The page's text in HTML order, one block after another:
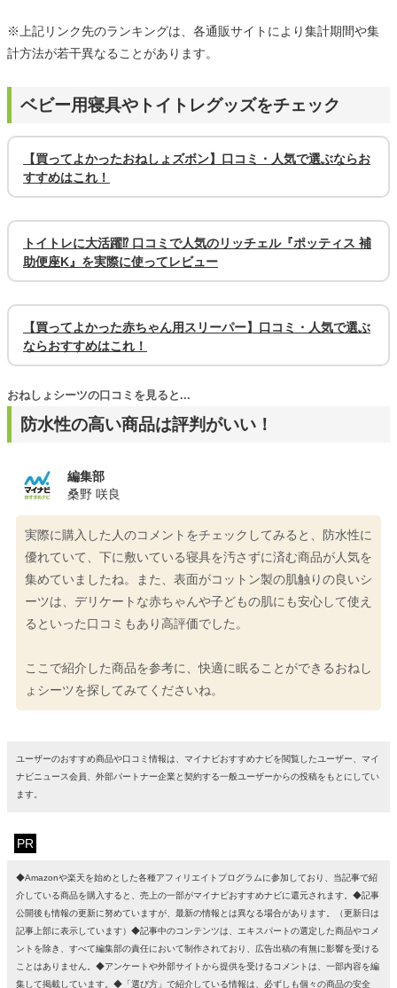
※上記リンク先のランキングは、各通販サイトにより集計期間や集
計方法が若干異なることがあります。
ベビー用寝具やトイトレグッズをチェック
【買ってよかったおねしょズボン】口コミ・人気で選ぶならお
すすめはこれ！
トイトレに大活躍⁉ 口コミで人気のリッチェル『ポッティス 補
助便座K』を実際に使ってレビュー
【買ってよかった赤ちゃん用スリーパー】口コミ・人気で選ぶ
ならおすすめはこれ！
防水性の高い商品は評判がいい！
おねしょシーツの口コミを見ると...
編集部
桑野 咲良
実際に購入した人のコメントをチェックしてみると、防水性に
優れていて、下に敷いている寝具を汚さずに済む商品が人気を
集めていましたね。また、表面がコットン製の肌触りの良いシ
ーツは、デリケートな赤ちゃんや子どもの肌にも安心して使え
るといった口コミもあり高評価でした。
ここで紹介した商品を参考に、快適に眠ることができるおねし
ょシーツを探してみてくださいね。
ユーザーのおすすめ商品や口コミ情報は、マイナビおすすめナビを閲覧したユーザー、マイ
ナビニュース会員、外部パートナー企業と契約する一般ユーザーからの投稿をもとにしてい
ます。
PR
◆Amazonや楽天を始めとした各種アフィリエイトプログラムに参加しており、当記事で紹
介している商品を購入すると、売上の一部がマイナビおすすめナビに還元されます。◆記事
公開後も情報の更新に努めていますが、最新の情報とは異なる場合があります。（更新日は
記事上部に表示しています）◆記事中のコンテンツは、エキスパートの選定した商品やコメ
ントを除き、すべて編集部の責任において制作されており、広告出稿の有無に影響を受ける
ことはありません。◆アンケートや外部サイトから提供を受けるコメントは、一部内容を編
集して掲載しています。◆「選び方」で紹介している情報は、必ずしも個々の商品の安全